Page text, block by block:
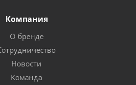
Компания
О бренде
Новости
Команда